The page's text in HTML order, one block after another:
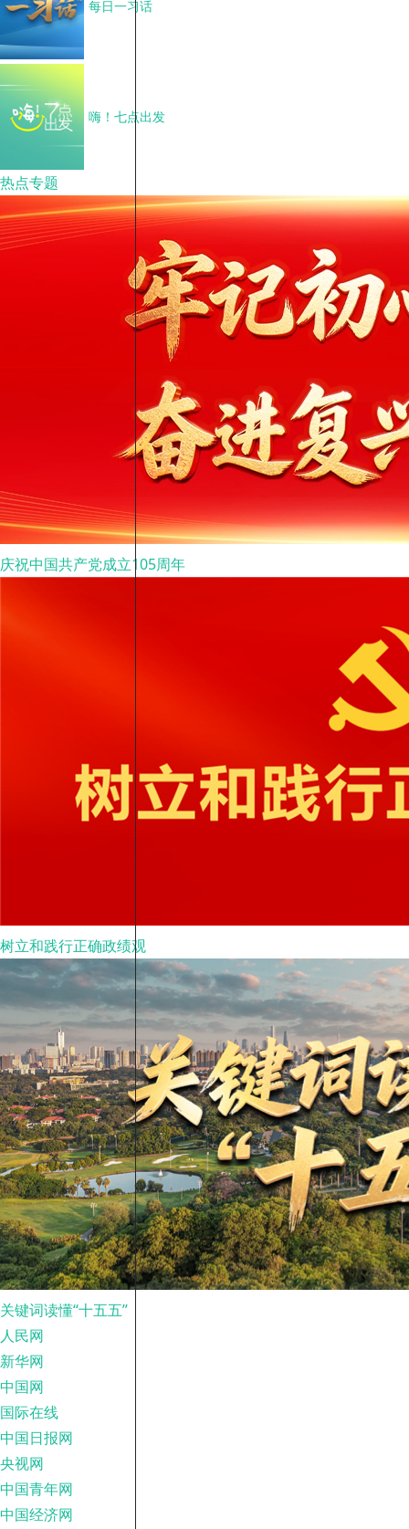
每日一习话
嗨！七点出发
热点专题
庆祝中国共产党成立105周年
树立和践行正确政绩观
关键词读懂“十五五”
人民网
新华网
中国网
国际在线
中国日报网
央视网
中国青年网
中国经济网